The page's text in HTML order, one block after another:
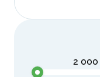
2 000